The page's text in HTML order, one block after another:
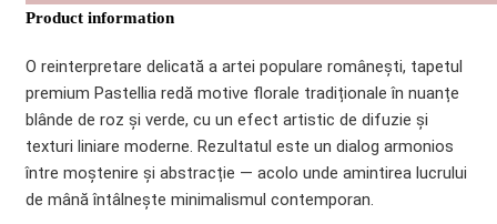
Product information
O reinterpretare delicată a artei populare românești, tapetul
premium Pastellia redă motive florale tradiționale în nuanțe
blânde de roz și verde, cu un efect artistic de difuzie și
texturi liniare moderne. Rezultatul este un dialog armonios
între moștenire și abstracție — acolo unde amintirea lucrului
de mână întâlnește minimalismul contemporan.